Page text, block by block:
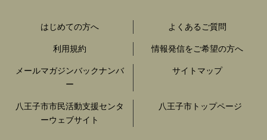
はじめての方へ よくあるご質問
利用規約 情報発信をご希望の方へ
メールマガジンバックナンバ
ー
サイトマップ
八王子市市民活動支援センタ
ーウェブサイト
八王子市トップページ